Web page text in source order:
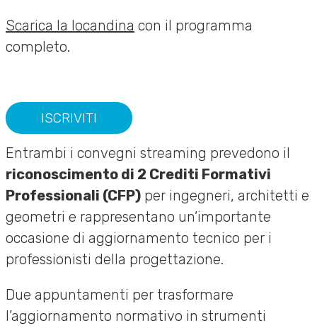
Scarica la locandina con il programma
completo.
ISCRIVITI
Entrambi i convegni streaming prevedono il
riconoscimento di 2 Crediti Formativi
Professionali (CFP) per ingegneri, architetti e
geometri e rappresentano un’importante
occasione di aggiornamento tecnico per i
professionisti della progettazione.
Due appuntamenti per trasformare
l’aggiornamento normativo in strumenti